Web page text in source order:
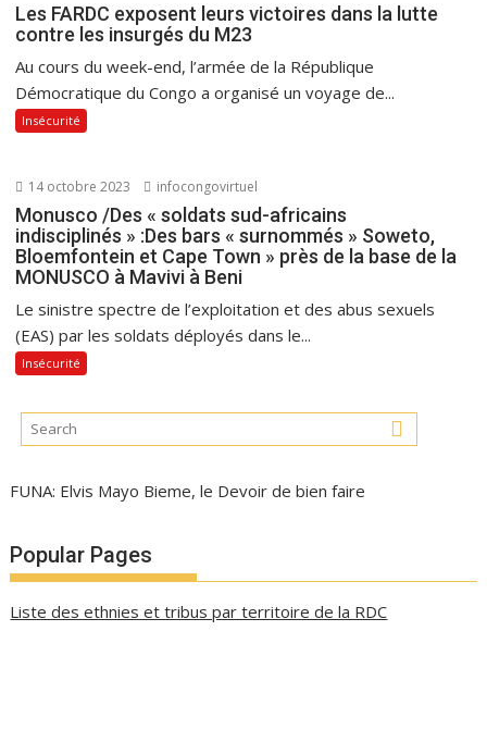
Les FARDC exposent leurs victoires dans la lutte
contre les insurgés du M23
Au cours du week-end, l’armée de la République
Démocratique du Congo a organisé un voyage de...
Insécurité
14 octobre 2023 infocongovirtuel
Monusco /Des « soldats sud-africains
indisciplinés » :Des bars « surnommés » Soweto,
Bloemfontein et Cape Town » près de la base de la
MONUSCO à Mavivi à Beni
Le sinistre spectre de l’exploitation et des abus sexuels
(EAS) par les soldats déployés dans le...
Insécurité
FUNA: Elvis Mayo Bieme, le Devoir de bien faire
Popular Pages
Liste des ethnies et tribus par territoire de la RDC